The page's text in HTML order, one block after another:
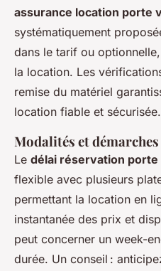
assurance location porte
systématiquement
dans le tarif ou
la location. Les
remise du matériel
location fiable et sécurisée.
Modalités et
Le délai réservation
flexible avec plusieurs
permettant la location en
instantanée des prix et
peut concerner un week-
durée. Un conseil :